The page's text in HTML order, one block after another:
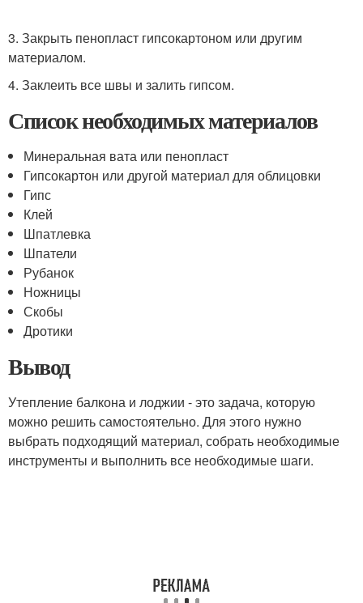
3. Закрыть пенопласт гипсокартоном или другим
материалом.
4. Заклеить все швы и залить гипсом.
Список необходимых материалов
Минеральная вата или пенопласт
Гипсокартон или другой материал для облицовки
Гипс
Клей
Шпатлевка
Шпатели
Рубанок
Ножницы
Скобы
Дротики
Вывод
Утепление балкона и лоджии - это задача, которую
можно решить самостоятельно. Для этого нужно
выбрать подходящий материал, собрать необходимые
инструменты и выполнить все необходимые шаги.